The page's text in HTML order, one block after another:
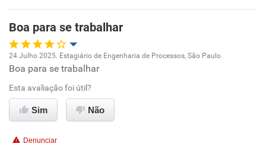
Boa para se trabalhar
Oportunidade de promoção
Ambiente de trabalho
24 Julho 2025. Estagiário de Engenharia de Processos, São Paulo
Boa para se trabalhar
Esta avaliação foi útil?
Sim Não
Denunciar